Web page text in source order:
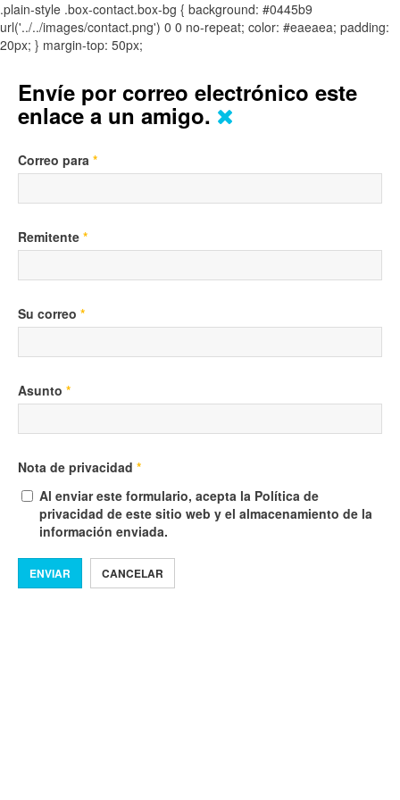
.plain-style .box-contact.box-bg { background: #0445b9
url('../../images/contact.png') 0 0 no-repeat; color: #eaeaea; padding:
20px; } margin-top: 50px;
Envíe por correo electrónico este
enlace a un amigo.
Correo para *
Remitente *
Su correo *
Asunto *
Nota de privacidad *
Al enviar este formulario, acepta la Política de
privacidad de este sitio web y el almacenamiento de la
información enviada.
ENVIAR CANCELAR